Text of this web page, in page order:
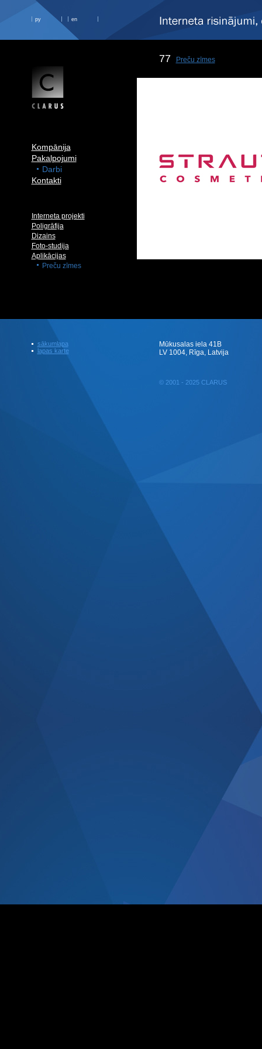
ру en
Kompānija
Pakalpojumi
Darbi
Kontakti
Interneta projekti
Poligrāfija
Dizains
Foto-studija
Aplikācijas
Preču zīmes
77 Preču zīmes
sākumlapa
lapas karte
Mūkusalas iela 41B
LV 1004, Rīga, Latvija
© 2001 - 2025 CLARUS